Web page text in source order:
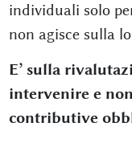
individuali solo
non agisce sulla
E’ sulla
intervenire e
contributive